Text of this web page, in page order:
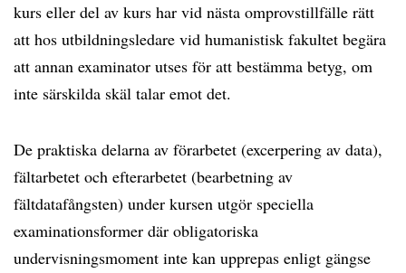
kurs eller del av kurs har vid nästa omprovstillfälle rätt
att hos utbildningsledare vid humanistisk fakultet begära
att annan examinator utses för att bestämma betyg, om
inte särskilda skäl talar emot det.
De praktiska delarna av förarbetet (excerpering av data),
fältarbetet och efterarbetet (bearbetning av
fältdatafångsten) under kursen utgör speciella
examinationsformer där obligatoriska
undervisningsmoment inte kan upprepas enligt gängse